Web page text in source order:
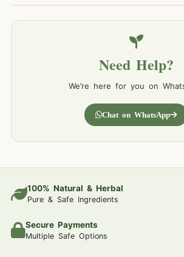
Need Help?
We’re here for you on
Chat on WhatsApp
100% Natural & Herbal
Pure & Safe Ingredients
Secure Payments
Multiple Safe Options